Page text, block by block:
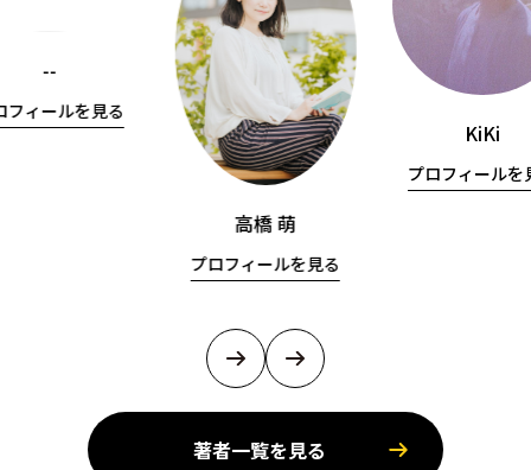
--
フィールを見る
高橋 萌
プロフィールを見る
KiKi
プロフィールを
著者一覧を見る